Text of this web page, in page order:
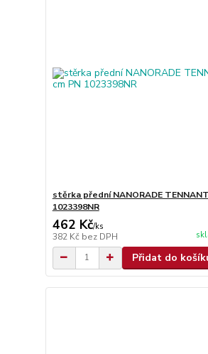
stěrka přední NANORADE
1023398NR
462 Kč/ks
382 Kč bez DPH
Přidat do